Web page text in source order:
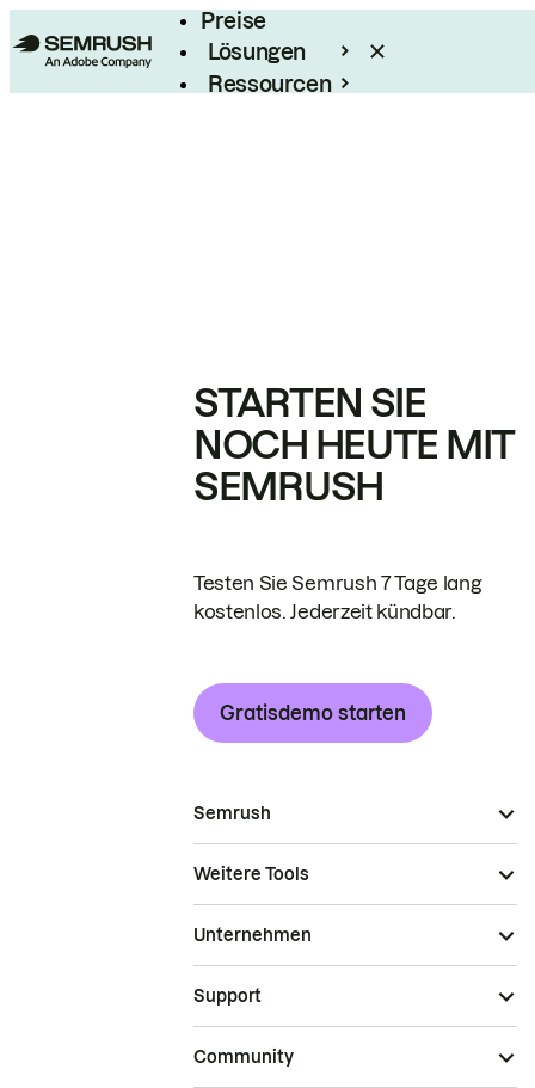
Preise
Lösungen
Ressourcen
STARTEN SIE
NOCH HEUTE MIT
SEMRUSH
Testen Sie Semrush 7 Tage lang
kostenlos. Jederzeit kündbar.
Gratisdemo starten
Semrush
Weitere Tools
Unternehmen
Support
Community